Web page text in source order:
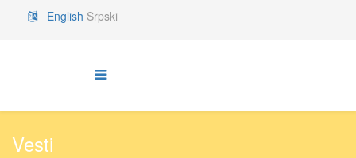
English Srpski
Vesti